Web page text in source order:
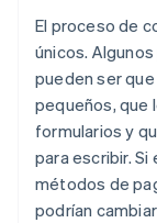
El proceso de
únicos.
pueden ser
pequeños, que
formularios y
para escribir.
métodos de
podrían